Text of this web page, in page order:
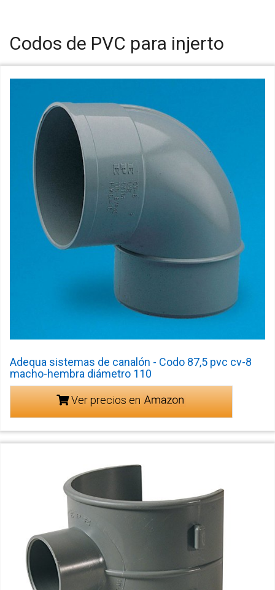
Codos de PVC para injerto
Adequa sistemas de canalón - Codo 87,5 pvc cv-8
macho-hembra diámetro 110
Ver precios en